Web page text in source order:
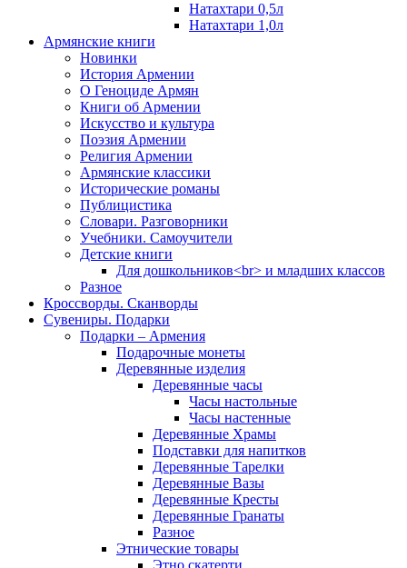
Натахтари 0,5л
Натахтари 1,0л
Армянские книги
Новинки
История Армении
О Геноциде Армян
Книги об Армении
Иcкусство и культура
Поэзия Армении
Религия Армении
Армянские классики
Исторические романы
Публицистика
Словари. Разговорники
Учебники. Самоучители
Детские книги
Для дошкольников<br> и младших классов
Разное
Кроссворды. Сканворды
Сувениры. Подарки
Подарки – Армения
Подарочные монеты
Деревянные изделия
Деревянные часы
Часы настольные
Часы настенные
Деревянные Храмы
Подставки для напитков
Деревянные Тарелки
Деревянные Вазы
Деревянные Кресты
Деревянные Гранаты
Разное
Этнические товары
Этно скатерти